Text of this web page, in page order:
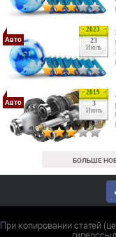
2023
23
Июль
Авто
2019
3
Июнь
Авто
БОЛЬШЕ
При копировании статей